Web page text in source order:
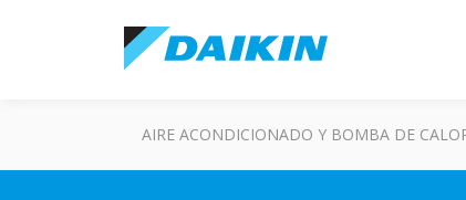
AIRE ACONDICIONADO Y BOMBA DE